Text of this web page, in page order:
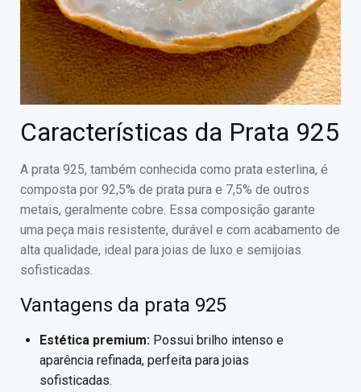
Características da Prata 925
A prata 925, também conhecida como prata esterlina, é
composta por 92,5% de prata pura e 7,5% de outros
metais, geralmente cobre. Essa composição garante
uma peça mais resistente, durável e com acabamento de
alta qualidade, ideal para joias de luxo e semijoias
sofisticadas.
Vantagens da prata 925
Estética premium: Possui brilho intenso e
aparência refinada, perfeita para joias
sofisticadas.